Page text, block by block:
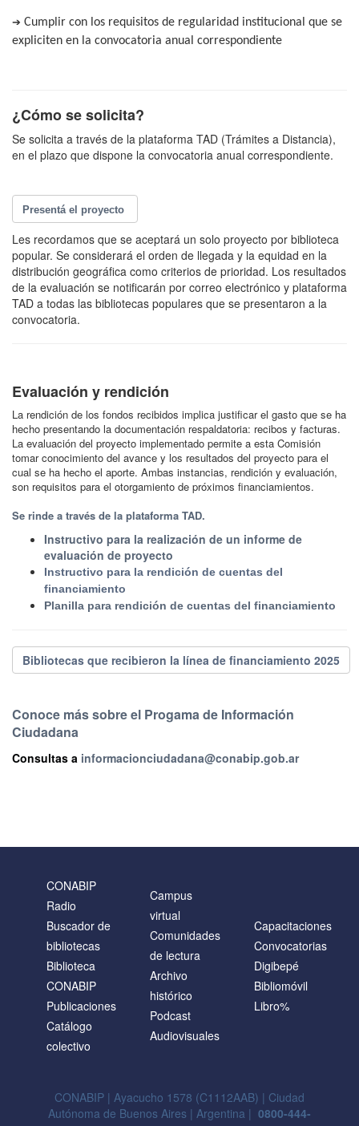
➔ Cumplir con los requisitos de regularidad institucional que se
expliciten en la convocatoria anual correspondiente
¿Cómo se solicita?
Se solicita a través de la plataforma TAD (Trámites a Distancia),
en el plazo que dispone la convocatoria anual correspondiente.
Presentá el proyecto
Les recordamos que se aceptará un solo proyecto por biblioteca
popular. Se considerará el orden de llegada y la equidad en la
distribución geográfica como criterios de prioridad. Los resultados
de la evaluación se notificarán por correo electrónico y plataforma
TAD a todas las bibliotecas populares que se presentaron a la
convocatoria.
Evaluación y rendición
La rendición de los fondos recibidos implica justificar el gasto que se ha
hecho presentando la documentación respaldatoria: recibos y facturas.
La evaluación del proyecto implementado permite a esta Comisión
tomar conocimiento del avance y los resultados del proyecto para el
cual se ha hecho el aporte. Ambas instancias, rendición y evaluación,
son requisitos para el otorgamiento de próximos financiamientos.
Se rinde a través de la plataforma TAD.
Instructivo para la realización de un informe de
evaluación de proyecto
Instructivo para la rendición de cuentas del
financiamiento
Planilla para rendición de cuentas del financiamiento
Bibliotecas que recibieron la línea de financiamiento 2025
Conoce más sobre el Progama de Información
Ciudadana
Consultas a informacionciudadana@conabip.gob.ar
CONABIP
Radio
Buscador de
bibliotecas
Biblioteca
CONABIP
Publicaciones
Catálogo
colectivo
Campus
virtual
Comunidades
de lectura
Archivo
histórico
Podcast
Audiovisuales
Capacitaciones
Convocatorias
Digibepé
Bibliomóvil
Libro%
CONABIP | Ayacucho 1578 (C1112AAB) | Ciudad
Autónoma de Buenos Aires | Argentina | 0800-444-